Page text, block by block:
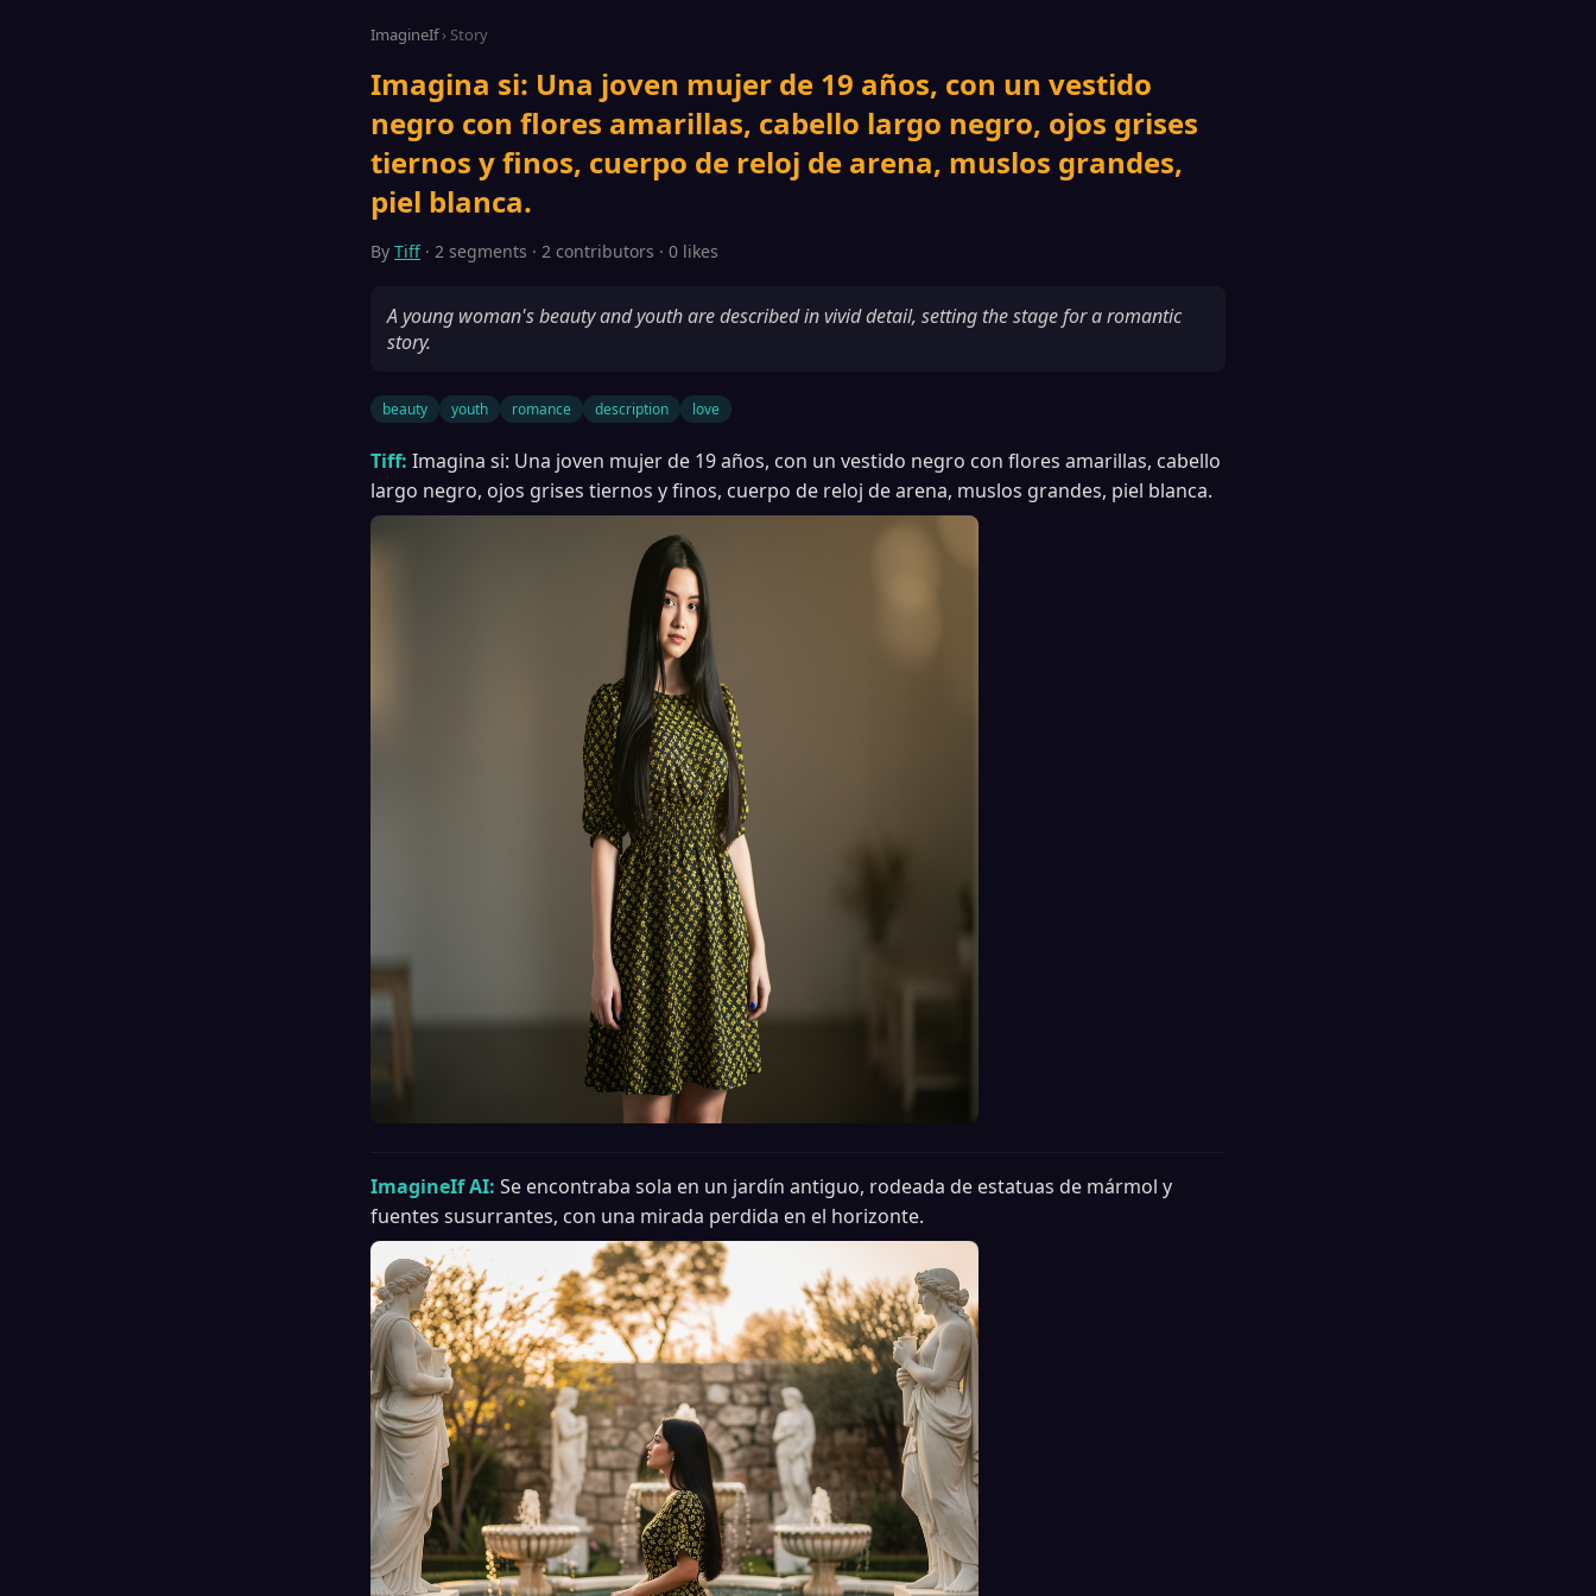
ImagineIf› Story
Imagina si: Una joven mujer de 19 años, con un vestido
negro con flores amarillas, cabello largo negro, ojos grises
tiernos y finos, cuerpo de reloj de arena, muslos grandes,
piel blanca.
By Tiff · 2 segments · 2 contributors · 0 likes
A young woman's beauty and youth are described in vivid detail, setting the stage for a romantic
story.
beauty youth romance description love
Tiff: Imagina si: Una joven mujer de 19 años, con un vestido negro con flores amarillas, cabello
largo negro, ojos grises tiernos y finos, cuerpo de reloj de arena, muslos grandes, piel blanca.
ImagineIf AI: Se encontraba sola en un jardín antiguo, rodeada de estatuas de mármol y
fuentes susurrantes, con una mirada perdida en el horizonte.